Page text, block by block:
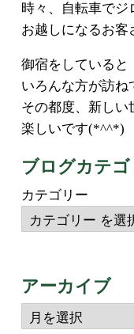
時々、自転車でジ
お越しになるお客
御宿をしていると
いろんな方が訪ね
その都度、新しい
楽しいです(*^^*)
ブログカテゴ
カテゴリー
アーカイブ